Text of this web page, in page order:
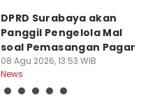
DPRD Surabaya akan
Panggil Pengelola Mal
soal Pemasangan Pagar
08 Agu 2026, 13:53 WIB
News